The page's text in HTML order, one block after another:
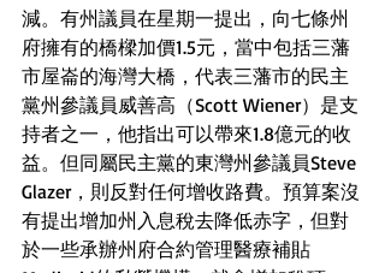
減。有州議員在星期一提出，向七條州
府擁有的橋樑加價1.5元，當中包括三藩
市屋崙的海灣大橋，代表三藩市的民主
黨州參議員威善高（Scott Wiener）是支
持者之一，他指出可以帶來1.8億元的收
益。但同屬民主黨的東灣州參議員Steve
Glazer，則反對任何增收路費。預算案沒
有提出增加州入息稅去降低赤字，但對
於一些承辦州府合約管理醫療補貼